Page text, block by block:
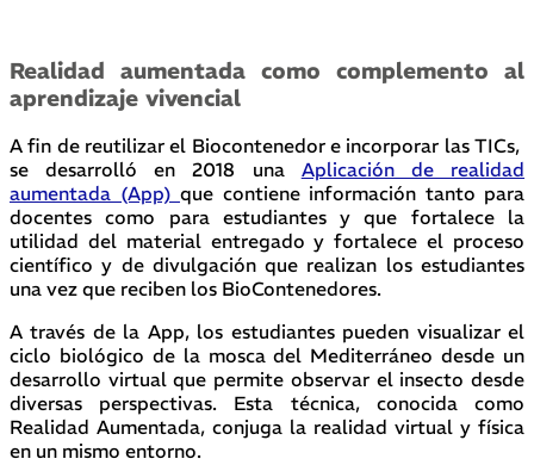
Realidad aumentada como complemento al
aprendizaje vivencial
A fin de reutilizar el Biocontenedor e incorporar las TICs,
se desarrolló en 2018 una Aplicación de realidad
aumentada (App) que contiene información tanto para
docentes como para estudiantes y que fortalece la
utilidad del material entregado y fortalece el proceso
científico y de divulgación que realizan los estudiantes
una vez que reciben los BioContenedores.
A través de la App, los estudiantes pueden visualizar el
ciclo biológico de la mosca del Mediterráneo desde un
desarrollo virtual que permite observar el insecto desde
diversas perspectivas. Esta técnica, conocida como
Realidad Aumentada, conjuga la realidad virtual y física
en un mismo entorno.